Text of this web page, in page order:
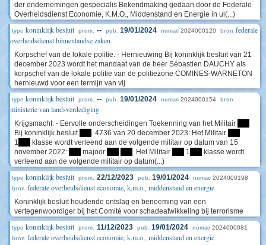
der ondernemingen gespecialis Bekendmaking gedaan door de Federale
Overheidsdienst Economie, K.M.O., Middenstand en Energie in ui(...)
type koninklijk besluit prom. -- pub. 19/01/2024 numac 2024000120 bron federale
overheidsdienst binnenlandse zaken
Korpschef van de lokale politie. - Hernieuwing Bij koninklijk besluit van 21
december 2023 wordt het mandaat van de heer Sébastien DAUCHY als
korpschef van de lokale politie van de politiezone COMINES-WARNETON
hernieuwd voor een termijn van vij
type koninklijk besluit prom. -- pub. 19/01/2024 numac 2024000154 bron
ministerie van landsverdediging
Krijgsmacht. - Eervolle onderscheidingen Toekenning van het Militair
Bij koninklijk besluit
. 4736 van 20 december 2023: Het Militair
1
klasse wordt verleend aan de volgende militair op datum van 15
november 2022:
majoor . Het Militair 1
klasse wordt
verleend aan de volgende militair op datum(...)
type koninklijk besluit prom. 22/12/2023 pub. 19/01/2024 numac 2024000198
bron federale overheidsdienst economie, k.m.o., middenstand en energie
Koninklijk besluit houdende ontslag en benoeming van een
vertegenwoordiger bij het Comité voor schadeafwikkeling bij terrorisme
type koninklijk besluit prom. 11/12/2023 pub. 19/01/2024 numac 2024000081
bron federale overheidsdienst economie, k.m.o., middenstand en energie